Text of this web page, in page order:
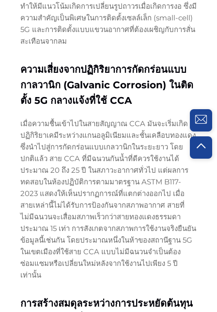
ทำให้มีแนวโน้มเกิดการเปลี่ยนรูปถาวรเมื่อเกิดการงอ ซึ่งมี
ความสำคัญเป็นพิเศษในการติดตั้งเซลล์เล็ก (small-cell)
5G และการติดตั้งแบบแขวนอากาศที่ต้องเผชิญกับการสั่น
สะเทือนจากลม
ความเสี่ยงจากปฏิกิริยาการกัดกร่อนแบบ
กาลวานิก (Galvanic Corrosion) ในติด
ตั้ง 5G กลางแจ้งที่ใช้ CCA
เมื่อความชื้นเข้าไปในสายสัญญาณ CCA มันจะเริ่มเกิด
ปฏิกิริยาเคมีระหว่างแกนอลูมิเนียมและชั้นเคลือบทองแดง
ซึ่งนำไปสู่การกัดกร่อนแบบเกลวานิกในระยะยาว โดย
ปกติแล้ว สาย CCA ที่มีฉนวนกันน้ำที่ดีควรใช้งานได้
ประมาณ 20 ถึง 25 ปี ในสภาวะอากาศทั่วไป แต่ผลการ
ทดสอบในห้องปฏิบัติการตามมาตรฐาน ASTM B117-
2023 แสดงให้เห็นปรากฏการณ์ที่แตกต่างออกไป เมื่อ
สายเหล่านี้ไม่ได้รับการป้องกันจากสภาพอากาศ สายที่
ไม่มีฉนวนจะเสื่อมสภาพเร็วกว่าสายทองแดงธรรมดา
ประมาณ 15 เท่า การสังเกตจากสภาพการใช้งานจริงยืนยัน
ข้อมูลนี้เช่นกัน โดยประมาณหนึ่งในห้าของสถานีฐาน 5G
ในเขตเมืองที่ใช้สาย CCA แบบไม่มีฉนวนจำเป็นต้อง
ซ่อมแซมหรือเปลี่ยนใหม่หลังจากใช้งานไปเพียง 5 ปี
เท่านั้น
การสร้างสมดุลระหว่างการประหยัดต้นทุน